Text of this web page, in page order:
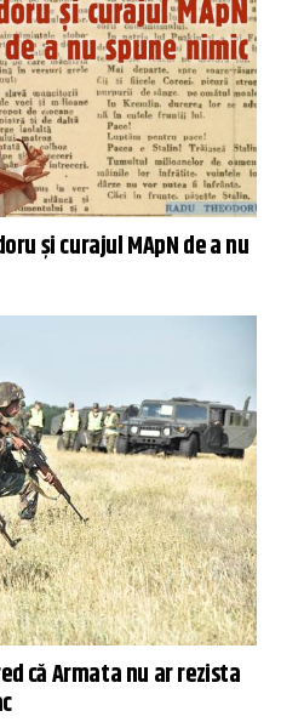
și curajul MApN de a nu
că Armata nu ar rezista